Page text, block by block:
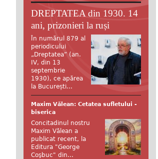
DREPTATEA din 1930. 14
ani, prizonieri la ruși
În numărul 879 al
periodicului
„Dreptatea” (an.
IV, din 13
septembrie
1930), ce apărea
la București...
Maxim Vălean: Cetatea sufletului -
biserica
Concitadinul nostru
Maxim Vălean a
publicat recent, la
Editura "George
Coşbuc" din...